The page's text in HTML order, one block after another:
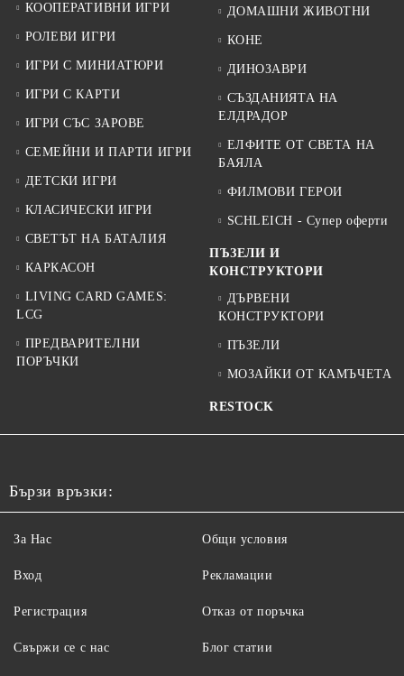
КООПЕРАТИВНИ ИГРИ
РОЛЕВИ ИГРИ
ИГРИ С МИНИАТЮРИ
ИГРИ С КАРТИ
ИГРИ СЪС ЗАРОВЕ
СЕМЕЙНИ И ПАРТИ ИГРИ
ДЕТСКИ ИГРИ
КЛАСИЧЕСКИ ИГРИ
СВЕТЪТ НА БАТАЛИЯ
КАРКАСОН
LIVING CARD GAMES:
LCG
ПРЕДВАРИТЕЛНИ
ПОРЪЧКИ
ДОМАШНИ ЖИВОТНИ
КОНЕ
ДИНОЗАВРИ
СЪЗДАНИЯТА НА
ЕЛДРАДОР
ЕЛФИТЕ ОТ СВЕТА НА
БАЯЛА
ФИЛМОВИ ГЕРОИ
SCHLEICH - Супер оферти
ПЪЗЕЛИ И
КОНСТРУКТОРИ
ДЪРВЕНИ
КОНСТРУКТОРИ
ПЪЗЕЛИ
МОЗАЙКИ ОТ КАМЪЧЕТА
RESTOCK
Бързи връзки:
За Нас
Вход
Регистрация
Свържи се с нас
Общи условия
Рекламации
Отказ от поръчка
Блог статии